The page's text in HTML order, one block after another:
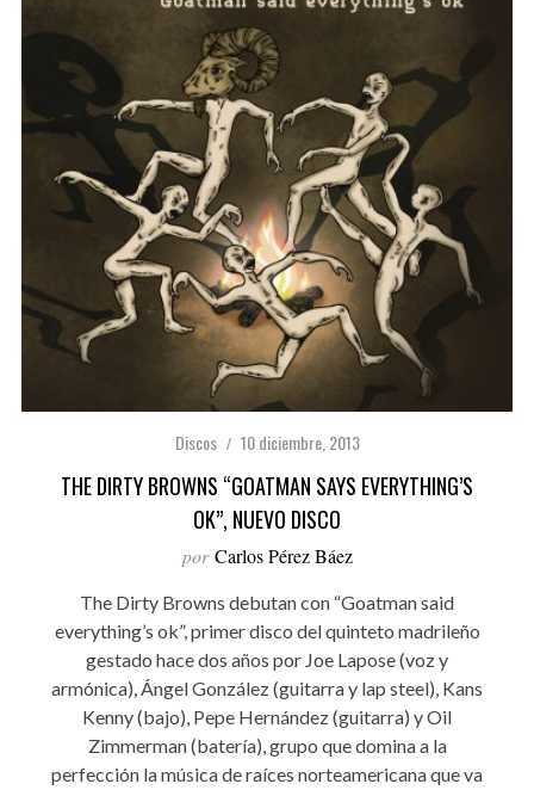
Discos 10 diciembre, 2013
THE DIRTY BROWNS “GOATMAN SAYS EVERYTHING’S
OK”, NUEVO DISCO
por Carlos Pérez Báez
The Dirty Browns debutan con “Goatman said
everything’s ok”, primer disco del quinteto madrileño
gestado hace dos años por Joe Lapose (voz y
armónica), Ángel González (guitarra y lap steel), Kans
Kenny (bajo), Pepe Hernández (guitarra) y Oil
Zimmerman (batería), grupo que domina a la
perfección la música de raíces norteamericana que va